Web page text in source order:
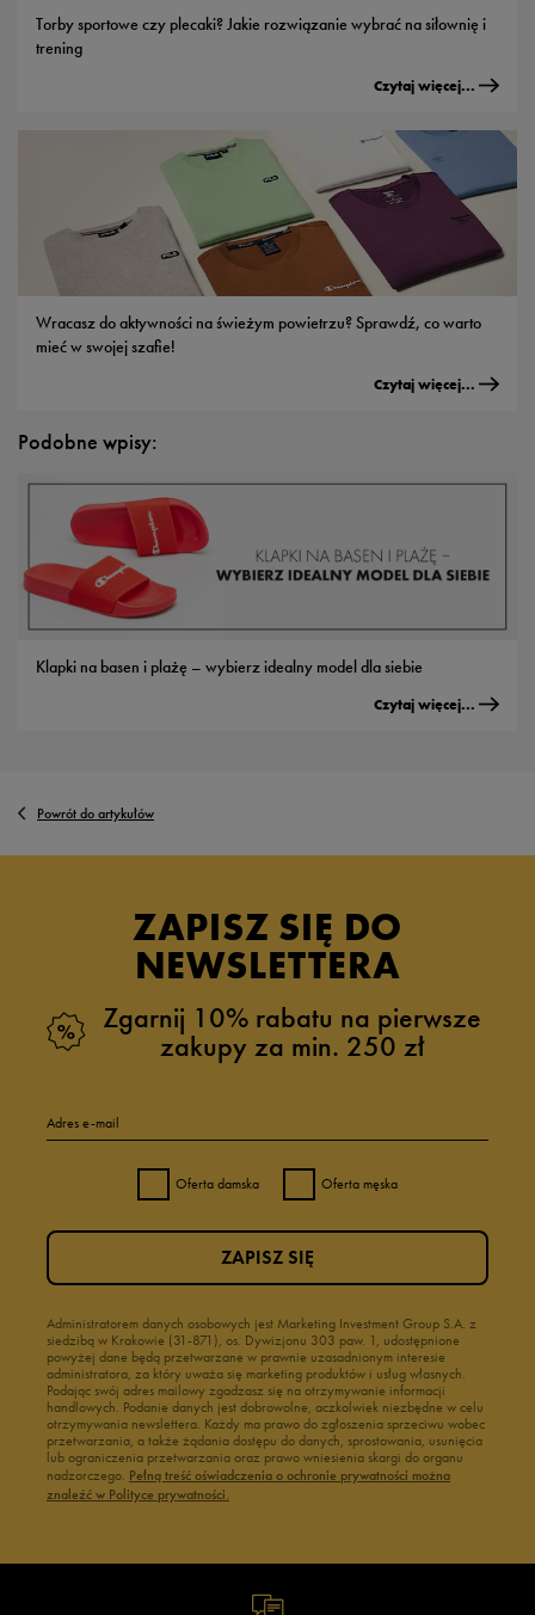
Torby sportowe czy plecaki? Jakie rozwiązanie wybrać na siłownię i
trening
Czytaj więcej...
Wracasz do aktywności na świeżym powietrzu? Sprawdź, co warto
mieć w swojej szafie!
Czytaj więcej...
Podobne wpisy:
Klapki na basen i plażę – wybierz idealny model dla siebie
Czytaj więcej...
Powrót do artykułów
ZAPISZ SIĘ DO
NEWSLETTERA
Zgarnij 10% rabatu na pierwsze
zakupy za min. 250 zł
Adres e-mail
Oferta damska Oferta męska
Administratorem danych osobowych jest Marketing Investment Group S.A. z
siedzibą w Krakowie (31-871), os. Dywizjonu 303 paw. 1, udostępnione
powyżej dane będą przetwarzane w prawnie uzasadnionym interesie
administratora, za który uważa się marketing produktów i usług własnych.
Podając swój adres mailowy zgadzasz się na otrzymywanie informacji
handlowych. Podanie danych jest dobrowolne, aczkolwiek niezbędne w celu
otrzymywania newslettera. Każdy ma prawo do zgłoszenia sprzeciwu wobec
przetwarzania, a także żądania dostępu do danych, sprostowania, usunięcia
lub ograniczenia przetwarzania oraz prawo wniesienia skargi do organu
nadzorczego. Pełną treść oświadczenia o ochronie prywatności można
znaleźć w Polityce prywatności.
ZAPISZ SIĘ